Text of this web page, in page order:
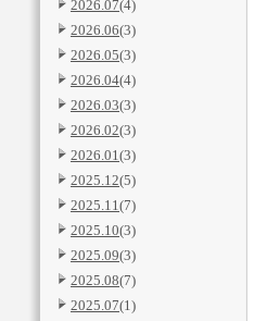
2026.07(4)
2026.06(3)
2026.05(3)
2026.04(4)
2026.03(3)
2026.02(3)
2026.01(3)
2025.12(5)
2025.11(7)
2025.10(3)
2025.09(3)
2025.08(7)
2025.07(1)